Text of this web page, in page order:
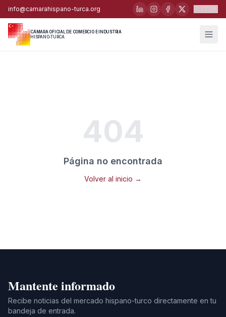
info@camarahispano-turca.org
CÁMARA OFICIAL DE COMERCIO E INDUSTRIA
HISPANO-TURCA
404
Página no encontrada
Volver al inicio →
Mantente informado
Recibe noticias del mercado hispano-turco directamente en tu
bandeja de entrada.